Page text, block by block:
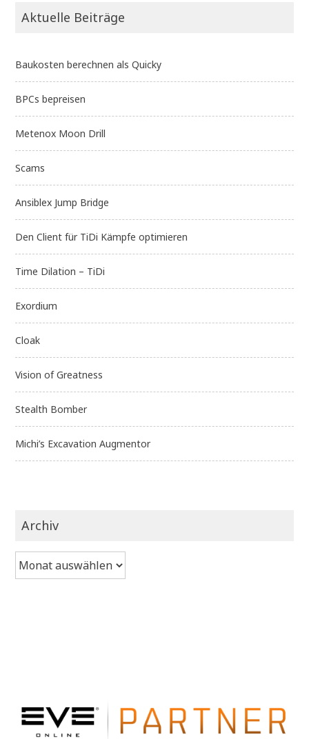
Aktuelle Beiträge
Baukosten berechnen als Quicky
BPCs bepreisen
Metenox Moon Drill
Scams
Ansiblex Jump Bridge
Den Client für TiDi Kämpfe optimieren
Time Dilation – TiDi
Exordium
Cloak
Vision of Greatness
Stealth Bomber
Michi’s Excavation Augmentor
Archiv
Archiv